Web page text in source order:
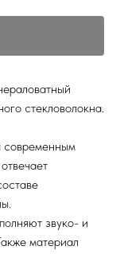
стекловолокна.
современным
звуко- и
материал